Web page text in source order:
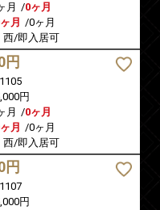
月 /0ヶ月
月 /0ヶ月
西/即入居可
円
1105
円
月 /0ヶ月
月 /0ヶ月
西/即入居可
円
1107
円